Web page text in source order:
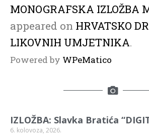
MONOGRAFSKA IZLOŽBA
appeared on HRVATSKO
LIKOVNIH UMJETNIKA.
Powered by WPeMatico
IZLOŽBA: Slavka Bratića
6. kolovoza, 2026.